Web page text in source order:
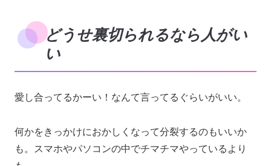
どうせ裏切られるなら人がい
い
愛し合ってるかーい！なんて言ってるぐらいがいい。
何かをきっかけにおかしくなって分裂するのもいいか
も。スマホやパソコンの中でチマチマやっているより